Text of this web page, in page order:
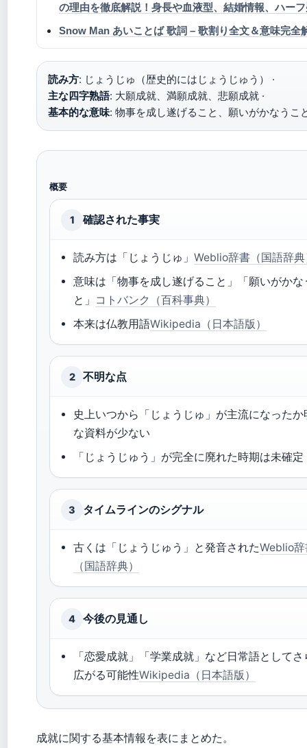
の理由を徹底解説！身長や血液型、結婚情報、ハー
Snow Man あいことば 歌詞 – 歌割り全文＆意味完全
読み方: じょうじゅ（歴史的にはじょうじゅう） ·
主な四字熟語: 大願成就、満願成就、悲願成就 ·
基本的な意味: 物事を成し遂げること、願いがかなうこ
概要
1 確認された事実
読み方は「じょうじゅ」Weblio辞書（国語辞
意味は「物事を成し遂げること」「願いがかな
と」 コトバンク（百科事典）
本来は仏教用語Wikipedia（日本語版）
2 不明な点
史上いつから「じょうじゅ」が主流になったか
な資料が少ない
「じょうじゅう」が完全に廃れた時期は未確定
3 タイムラインのシグナル
古くは「じょうじゅう」と発音されたWeblio
（国語辞典）
4 今後の見通し
「恋愛成就」「学業成就」など日常語としてさ
広がる可能性Wikipedia（日本語版）
成就に関する基本情報を表にまとめた。